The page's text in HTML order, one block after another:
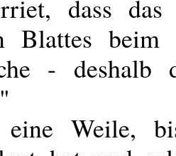
dass das
Blattes beim
- deshalb
Weile,